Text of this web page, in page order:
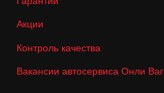
Акции
Контроль качества
Вакансии автосервиса Онли Ваг